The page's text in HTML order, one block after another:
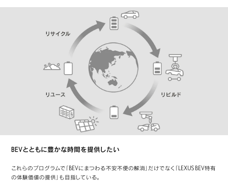
BEVとともに豊かな時間を提供したい
これらのプログラムで「BEVにまつわる不安不便の解消」だけでなく「LEXUS BEV特有
の体験価値の提供」も目指している。